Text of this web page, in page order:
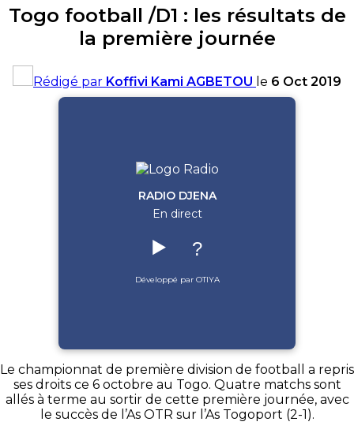
Togo football /D1 : les résultats de
la première journée
Rédigé par Koffivi Kami AGBETOU le 6 Oct 2019
RADIO DJENA
En direct
▶️ ?
Développé par OTIYA
Le championnat de première division de football a repris
ses droits ce 6 octobre au Togo. Quatre matchs sont
allés à terme au sortir de cette première journée, avec
le succès de l’As OTR sur l’As Togoport (2-1).